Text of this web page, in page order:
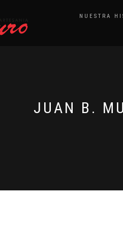
NUESTRA
JUAN B.